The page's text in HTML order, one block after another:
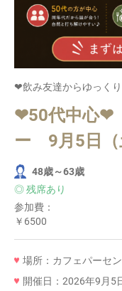
❤飲み友達からゆっく
❤50代中心❤
ー 9月5日（
48歳～63歳
◎ 残席あり
参加費：
￥6500
場所：カフェパーセ
開催日：2026年9月5